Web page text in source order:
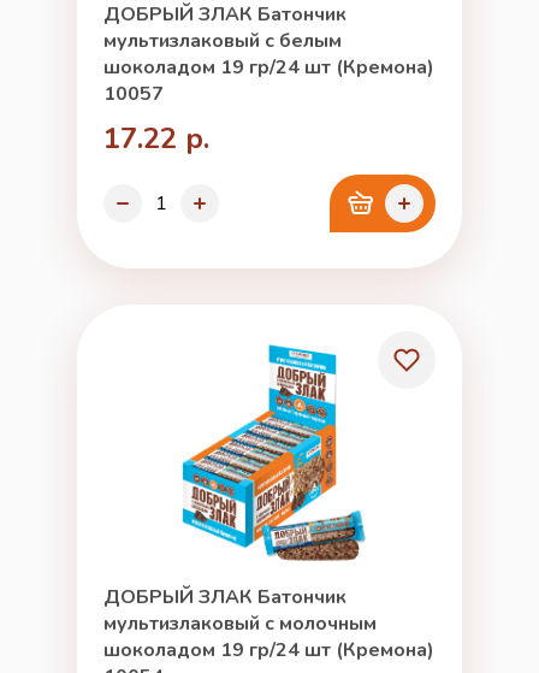
ДОБРЫЙ ЗЛАК Батончик
мультизлаковый с белым
шоколадом 19 гр/24 шт (Кремона)
10057
17.22 р.
ДОБРЫЙ ЗЛАК Батончик
мультизлаковый с молочным
шоколадом 19 гр/24 шт (Кремона)